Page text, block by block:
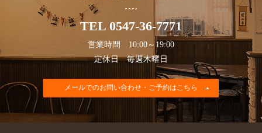
TEL 0547-36-7771
営業時間 10:00～19:00
定休日 毎週木曜日
メールでのお問い合わせ・ご予約はこちら